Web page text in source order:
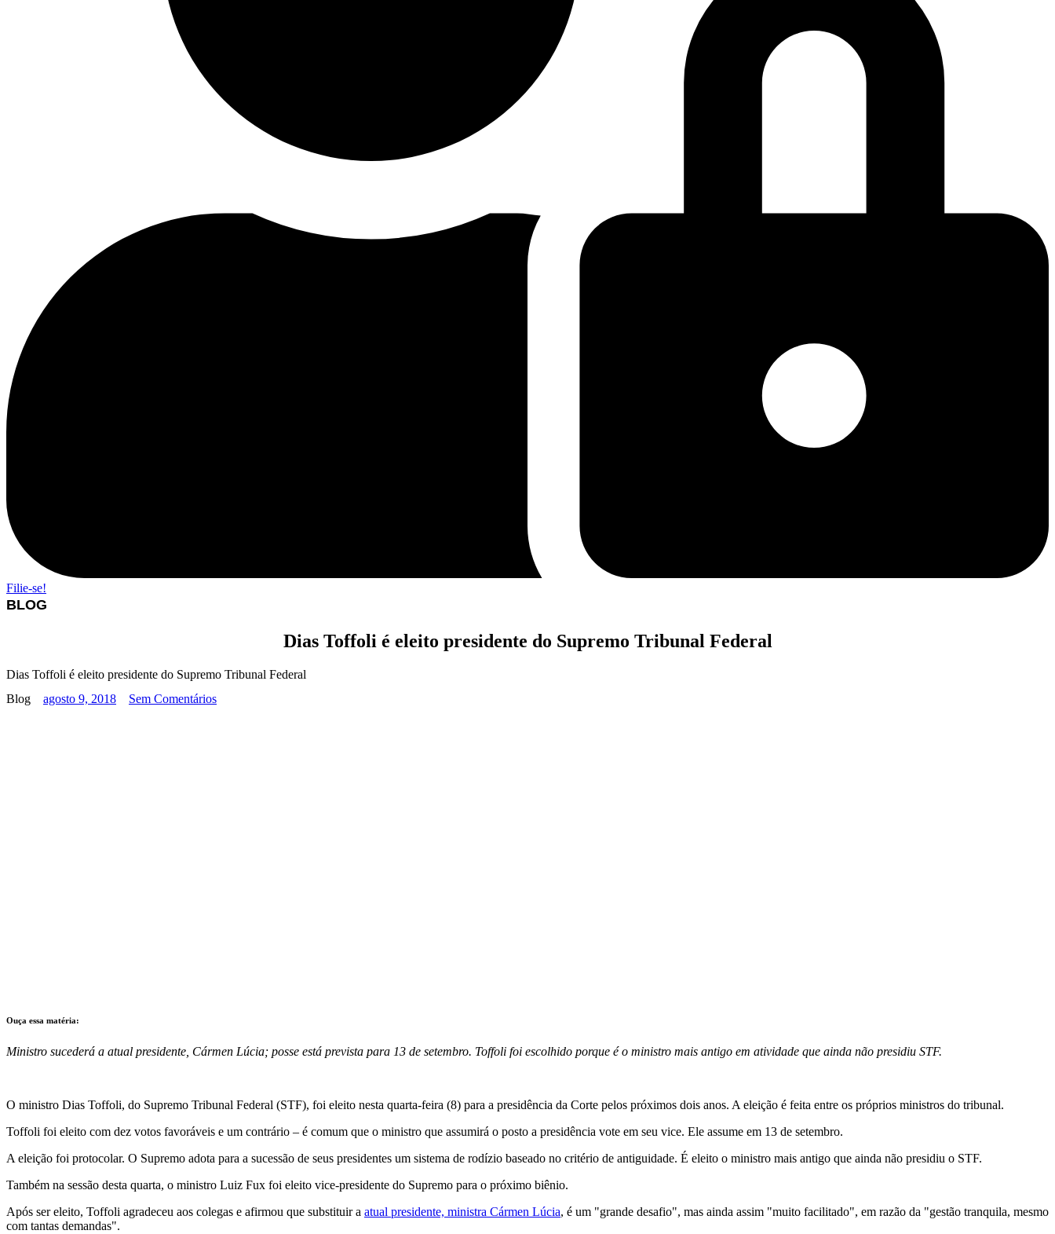
Filie-se!
BLOG
Dias Toffoli é eleito presidente do Supremo Tribunal Federal
Dias Toffoli é eleito presidente do Supremo Tribunal Federal
Blog
agosto 9, 2018 Sem Comentários
Ouça essa matéria:
Ministro sucederá a atual presidente, Cármen Lúcia; posse está prevista para 13 de setembro. Toffoli foi escolhido porque é o ministro mais antigo em atividade que ainda não presidiu STF.
O ministro Dias Toffoli, do Supremo Tribunal Federal (STF), foi eleito nesta quarta-feira (8) para a presidência da Corte pelos próximos dois anos. A eleição é feita entre os próprios ministros do tribunal.
Toffoli foi eleito com dez votos favoráveis e um contrário – é comum que o ministro que assumirá o posto a presidência vote em seu vice. Ele assume em 13 de setembro.
A eleição foi protocolar. O Supremo adota para a sucessão de seus presidentes um sistema de rodízio baseado no critério de antiguidade. É eleito o ministro mais antigo que ainda não presidiu o STF.
Também na sessão desta quarta, o ministro Luiz Fux foi eleito vice-presidente do Supremo para o próximo biênio.
Após ser eleito, Toffoli agradeceu aos colegas e afirmou que substituir a atual presidente, ministra Cármen Lúcia, é um "grande desafio", mas ainda assim "muito facilitado", em razão da "gestão tranquila, mesmo
com tantas demandas".